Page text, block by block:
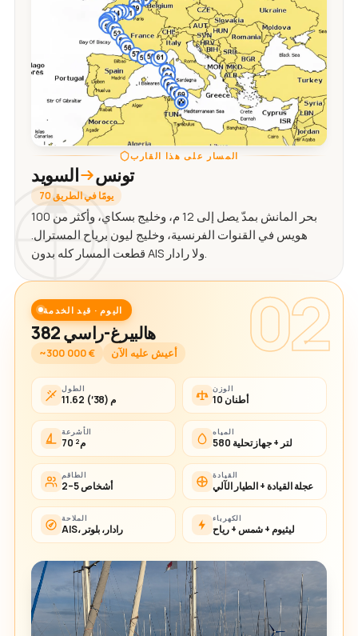
المسار على هذا القارب
السويد تونس
70 يومًا في الطريق
بحر المانش بمدّ يصل إلى 12 م، وخليج بسكاي، وأكثر من 100
هويس في القنوات الفرنسية، وخليج ليون برياح المسترال.
02 اليوم · قيد الخدمة
هالبيرغ-راسي 382
~300 000 € أعيش عليه الآن
الطول
11.62 م (38′)
الوزن
10 أطنان
الأشرعة
70 م²
المياه
580 لتر + جهاز تحلية
الطاقم
2–5 أشخاص
القيادة
عجلة القيادة + الطيار الآلي
الملاحة
AIS، رادار، بلوتر
الكهرباء
ليثيوم + شمس + رياح